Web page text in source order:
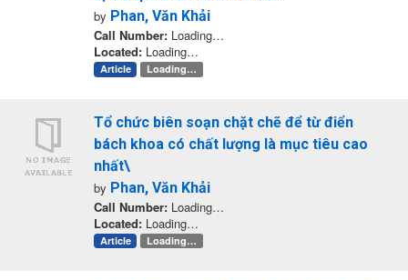
by Phan, Văn Khải
Call Number: Loading…
Located: Loading…
Article Loading…
Tổ chức biên soạn chặt chẽ để từ điển
bách khoa có chất lượng là mục tiêu cao
nhất\
by Phan, Văn Khải
Call Number: Loading…
Located: Loading…
Article Loading…